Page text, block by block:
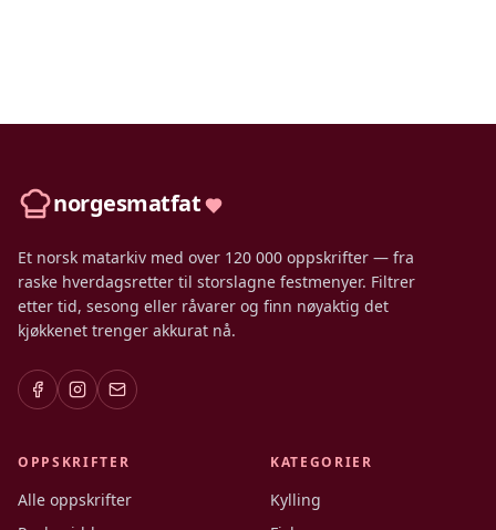
norgesmatfat
Et norsk matarkiv med over 120 000 oppskrifter — fra
raske hverdagsretter til storslagne festmenyer. Filtrer
etter tid, sesong eller råvarer og finn nøyaktig det
kjøkkenet trenger akkurat nå.
OPPSKRIFTER
Alle oppskrifter
KATEGORIER
Kylling